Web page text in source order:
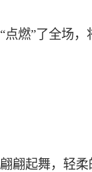
燃”了全场
翩起舞，轻